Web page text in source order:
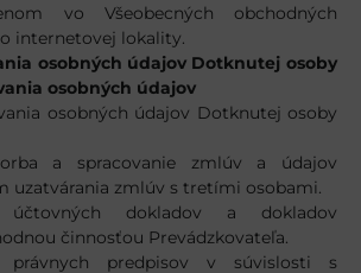
vo Všeobecných obchodných
internetovej lokality.
osobných údajov Dotknutej osoby
osobných údajov
osobných údajov Dotknutej osoby
a spracovanie zmlúv a údajov
uzatvárania zmlúv s tretími osobami.
účtovných dokladov a dokladov
činnosťou Prevádzkovateľa.
právnych predpisov v súvislosti s